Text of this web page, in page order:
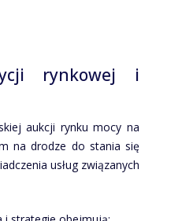
rynkowej i
aukcji rynku mocy na
na drodze do stania się
usług związanych